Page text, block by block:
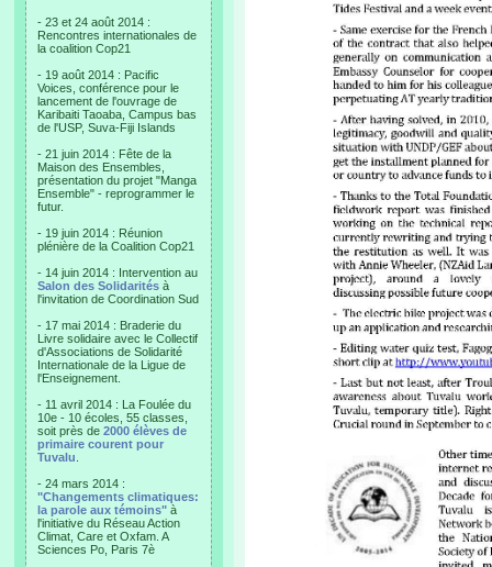
- 23 et 24 août 2014 :
Rencontres internationales de
la coalition Cop21
- 19 août 2014 : Pacific
Voices, conférence pour le
lancement de l'ouvrage de
Karibaiti Taoaba, Campus bas
de l'USP, Suva-Fiji Islands
- 21 juin 2014 : Fête de la
Maison des Ensembles,
présentation du projet "Manga
Ensemble" - reprogrammer le
futur.
- 19 juin 2014 : Réunion
plénière de la Coalition Cop21
- 14 juin 2014 : Intervention au
Salon des Solidarités à
l'invitation de Coordination Sud
- 17 mai 2014 : Braderie du
Livre solidaire avec le Collectif
d'Associations de Solidarité
Internationale de la Ligue de
l'Enseignement.
- 11 avril 2014 : La Foulée du
10e - 10 écoles, 55 classes,
soit près de 2000 élèves de
primaire courent pour
Tuvalu
- 24 mars 2014 :
"Changements climatiques:
la parole aux témoins" à
l'initiative du Réseau Action
Climat, Care et Oxfam. A
Sciences Po, Paris 7è